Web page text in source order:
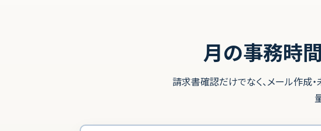
月の事務時間
請求書確認だけでなく、メール作成